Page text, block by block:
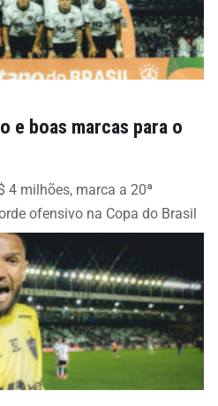
e boas marcas para o
4 milhões, marca a 20ª
ofensivo na Copa do Brasil